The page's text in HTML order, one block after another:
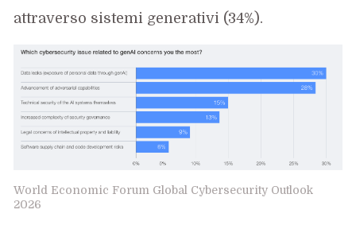
attraverso sistemi generativi (34%).
World Economic Forum Global Cybersecurity Outlook
2026